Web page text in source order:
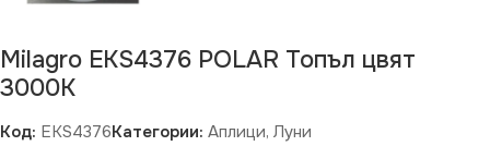
Milagro EKS4376 POLAR Топъл цвят
3000K
Код: EKS4376Категории: Аплици, Луни